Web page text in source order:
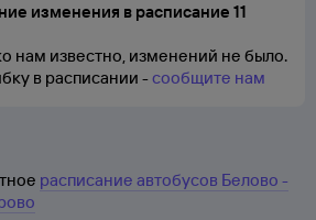
изменения в расписание 11
нам известно, изменений не было.
в расписании -сообщите нам
расписание автобусов Белово -